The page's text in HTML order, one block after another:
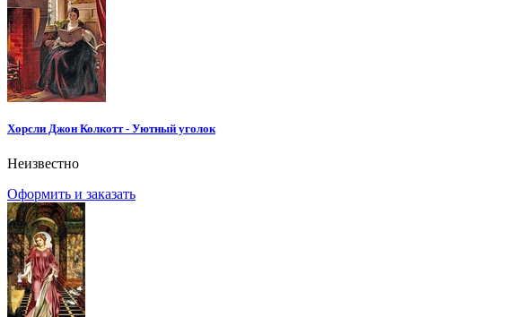
Хорсли Джон Колкотт - Уютный уголок
Неизвестно
Оформить и заказать